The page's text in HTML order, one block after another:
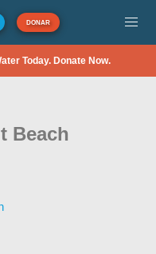
DONAR
Today. Donate Now.
Beach